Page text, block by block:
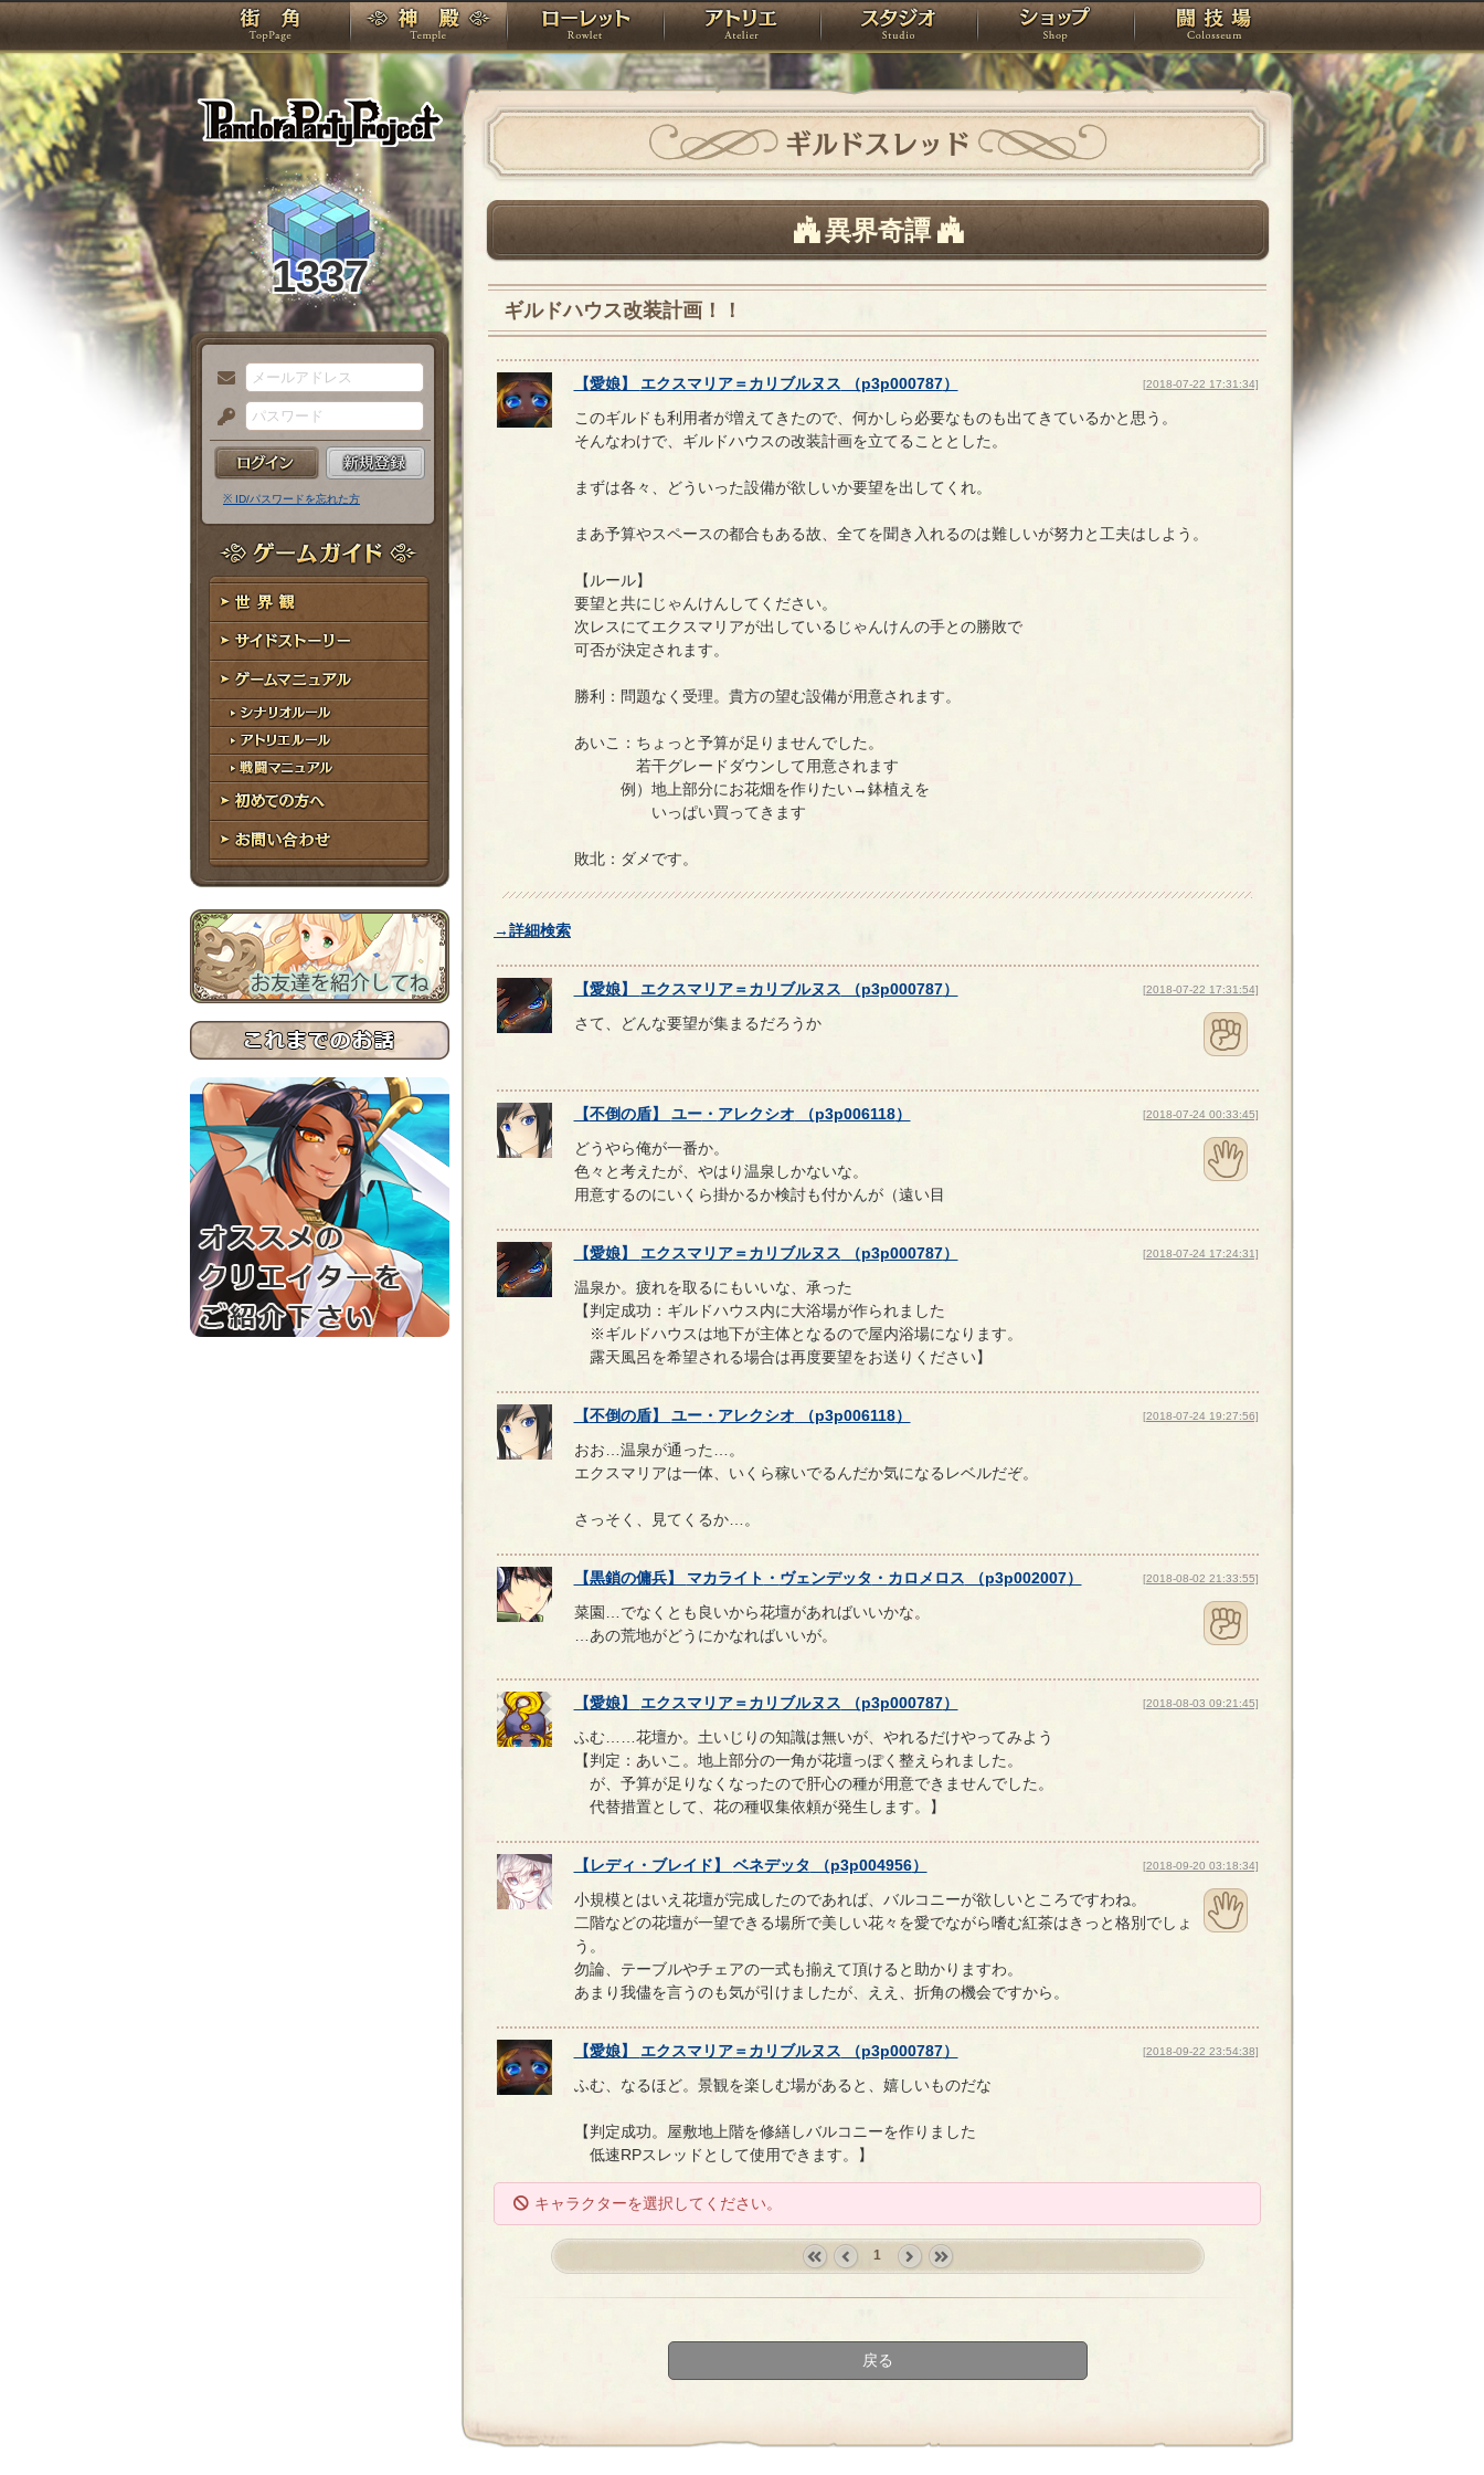
PandoraPartyProject
TOP 神殿 ローレット アトリエ スタジオ ショップ 闘技場
1337
メ
ー
ル
ア
ド
レ
ス
パ
ス
ー
ド
※ ID/パスワードを忘れた方
ゲームガイド
世界観
サイドストーリー
ゲームマニュアル
シナリオルール
アトリエルール
戦闘マニュアル
初めての方へ
お問い合わせ
ギルドスレッド
異界奇譚
ギルドハウス改装計画！！
【愛娘】 エクスマリア＝カリブルヌス （p3p000787） [2018-07-22 17:31:34]
このギルドも利用者が増えてきたので、何かしら必要なものも出てきているかと思う。
そんなわけで、ギルドハウスの改装計画を立てることとした。
まずは各々、どういった設備が欲しいか要望を出してくれ。
まあ予算やスペースの都合もある故、全てを聞き入れるのは難しいが努力と工夫はしよう。
【ルール】
要望と共にじゃんけんしてください。
次レスにてエクスマリアが出しているじゃんけんの手との勝敗で
可否が決定されます。
勝利：問題なく受理。貴方の望む設備が用意されます。
あいこ：ちょっと予算が足りませんでした。
若干グレードダウンして用意されます
例）地上部分にお花畑を作りたい→鉢植えを
いっぱい買ってきます
敗北：ダメです。
→詳細検索
【愛娘】 エクスマリア＝カリブルヌス （p3p000787） [2018-07-22 17:31:54]
さて、どんな要望が集まるだろうか
【不倒の盾】 ユー・ アレクシオ （p3p006118） [2018-07-24 00:33:45]
どうやら俺が一番か。
色々と考えたが、やはり温泉しかないな。
用意するのにいくら掛かるか検討も付かんが（遠い目
【愛娘】 エクスマリア＝カリブルヌス （p3p000787） [2018-07-24 17:24:31]
温泉か。疲れを取るにもいいな、承った
【判定成功：ギルドハウス内に大浴場が作られました
※ギルドハウスは地下が主体となるので屋内浴場になります。
露天風呂を希望される場合は再度要望をお送りください】
【不倒の盾】 ユー・ アレクシオ （p3p006118） [2018-07-24 19:27:56]
おお…温泉が通った…。
エクスマリアは一体、いくら稼いでるんだか気になるレベルだぞ。
さっそく、見てくるか…。
【黒鎖の傭兵】 マカライト ・ ヴェンデッタ ・ カロメロス （p3p002007） [2018-08-02 21:33:55]
菜園…でなくとも良いから花壇があればいいかな。
…あの荒地がどうにかなればいいが。
【愛娘】 エクスマリア＝カリブルヌス （p3p000787） [2018-08-03 09:21:45]
ふむ……花壇か。土いじりの知識は無いが、やれるだけやってみよう
【判定：あいこ。地上部分の一角が花壇っぽく整えられました。
が、予算が足りなくなったので肝心の種が用意できませんでした。
代替措置として、花の種収集依頼が発生します。】
【レディ・ブレイド】 ベネデッタ （p3p004956） [2018-09-20 03:18:34]
小規模とはいえ花壇が完成したのであれば、バルコニーが欲しいところですわね。
二階などの花壇が一望できる場所で美しい花々を愛でながら嗜む紅茶はきっと格別でしょ
う。
勿論、テーブルやチェアの一式も揃えて頂けると助かりますわ。
あまり我儘を言うのも気が引けましたが、ええ、折角の機会ですから。
【愛娘】 エクスマリア＝カリブルヌス （p3p000787） [2018-09-22 23:54:38]
ふむ、なるほど。景観を楽しむ場があると、嬉しいものだな
【判定成功。屋敷地上階を修繕しバルコニーを作りました
低速RPスレッドとして使用できます。】
キャラクターを選択してください。
1
戻る